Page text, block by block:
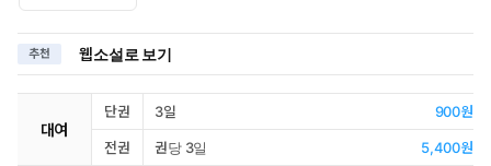
추천 웹소설로 보기
대여
단권 3일 900원
전권 권당 3일 5,400원